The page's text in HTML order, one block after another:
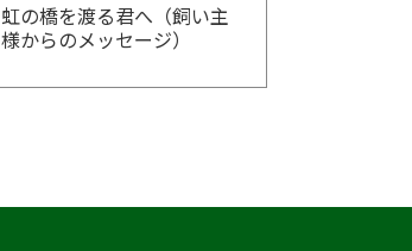
虹の橋を渡る君へ（飼い主
様からのメッセージ）